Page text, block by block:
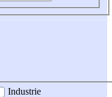
Industrie